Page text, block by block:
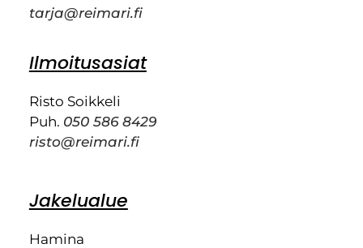
tarja@reimari.fi
Ilmoitusasiat
Risto Soikkeli
Puh. 050 586 8429
risto@reimari.fi
Jakelualue
Hamina